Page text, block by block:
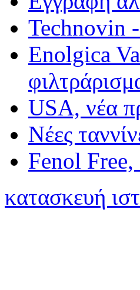
Technovin
Enolgica
USA, νέα
Νέες
Fenol Free,
κατασκευή